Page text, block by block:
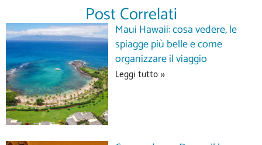
Post Correlati
Maui Hawaii: cosa vedere, le
spiagge più belle e come
organizzare il viaggio
Leggi tutto »